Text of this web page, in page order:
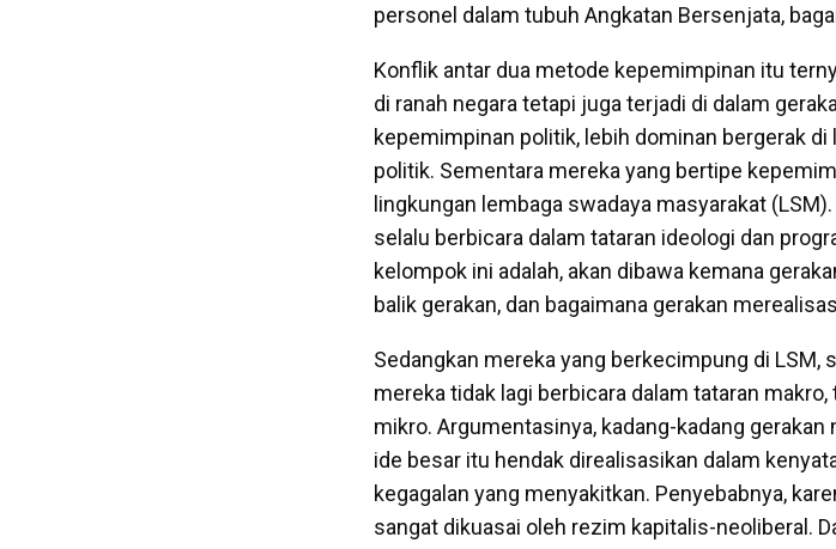
personel dalam tubuh Angkatan Bersenjata,
Konflik antar dua metode kepemimpinan itu
di ranah negara tetapi juga terjadi di dalam
kepemimpinan politik, lebih dominan bergerak
politik. Sementara mereka yang bertipe
lingkungan lembaga swadaya masyarakat
selalu berbicara dalam tataran ideologi dan
kelompok ini adalah, akan dibawa kemana
balik gerakan, dan bagaimana gerakan
Sedangkan mereka yang berkecimpung di LSM,
mereka tidak lagi berbicara dalam tataran
mikro. Argumentasinya, kadang-kadang
ide besar itu hendak direalisasikan dalam
kegagalan yang menyakitkan. Penyebabnya,
sangat dikuasai oleh rezim kapitalis-neoliberal.